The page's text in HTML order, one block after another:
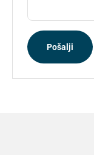
Pošalji